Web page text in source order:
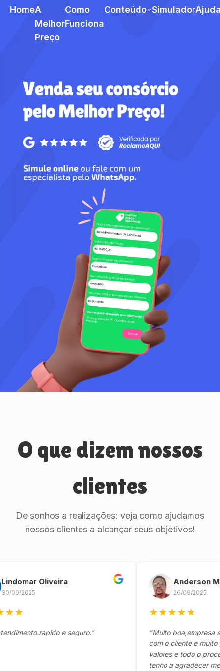
HomeA
Melhor
Preço
Como
Funciona
Conteúdo Simulador
O que dizem nossos
clientes
De sonhos a realizações: veja como ajudamos
nossos clientes a alcançar seus objetivos!
Oliveira
2025
e seguro."
Anderson
26/09/2025
★★★
"Muito boa,empresa séria
com o cliente e muito
valores e todo o processo
tenho a agradecer